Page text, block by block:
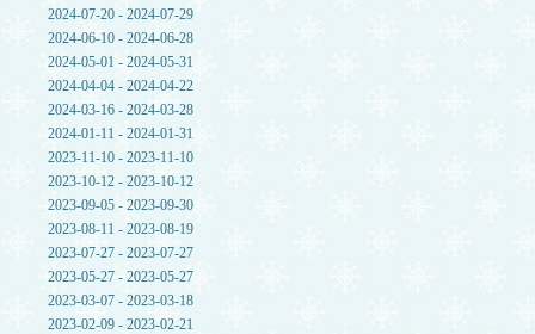
2024-07-20 - 2024-07-29
2024-06-10 - 2024-06-28
2024-05-01 - 2024-05-31
2024-04-04 - 2024-04-22
2024-03-16 - 2024-03-28
2024-01-11 - 2024-01-31
2023-11-10 - 2023-11-10
2023-10-12 - 2023-10-12
2023-09-05 - 2023-09-30
2023-08-11 - 2023-08-19
2023-07-27 - 2023-07-27
2023-05-27 - 2023-05-27
2023-03-07 - 2023-03-18
2023-02-09 - 2023-02-21